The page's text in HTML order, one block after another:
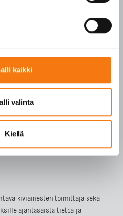
kaikki
valinta
Kiellä
kiviainesten toimittaja sekä
ajantasaista tietoa ja